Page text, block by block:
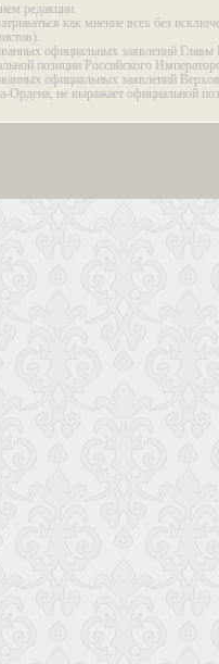
редакции.
как мнение всех без
официальных заявлений Главы
позиции Российского
официальных заявлений
Ордена, не выражает официальной